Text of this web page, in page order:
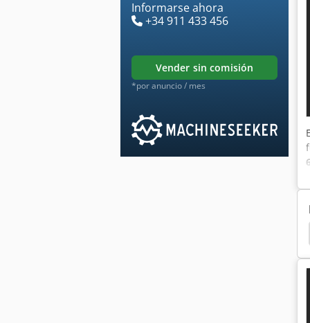
Informarse ahora
+34 911 433 456
vender sin comisión
*por anuncio / mes